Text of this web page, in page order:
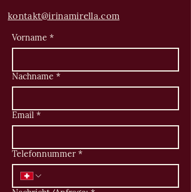
kontakt@irinamirella.com
Vorname *
Nachname *
Email *
Telefonnummer *